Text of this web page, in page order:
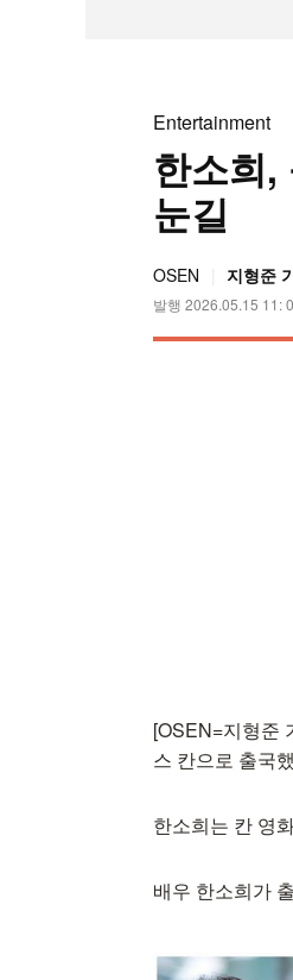
Entertainment
한소희,
눈길
OSEN 지형준
발행 2026.05.15 11:
[OSEN=지형준
스 칸으로 출국
한소희는 칸 영
배우 한소희가